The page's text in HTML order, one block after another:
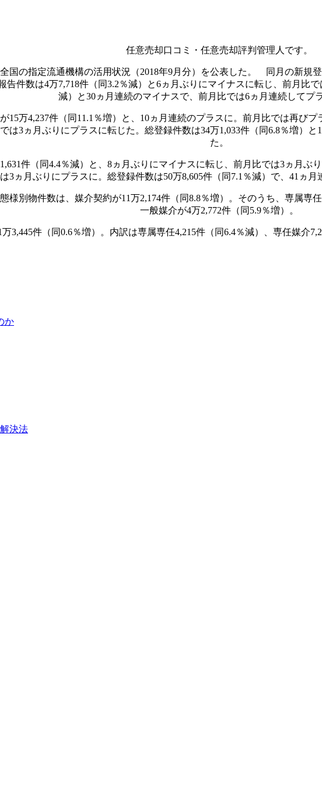
任意売却口コミ・任意売却評判管理人です。
国の指定流通機構の活用状況（2018年9月分）を公表した。 同月の新規
件数は4万7,718件（同3.2％減）と6ヵ月ぶりにマイナスに転じ、前月比
減）と30ヵ月連続のマイナスで、前月比では6ヵ月連続してプ
万4,237件（同11.1％増）と、10ヵ月連続のプラスに。前月比では再び
は3ヵ月ぶりにプラスに転じた。総登録件数は34万1,033件（同6.8％増）
た。
件（同4.4％減）と、8ヵ月ぶりにマイナスに転じ、前月比では3ヵ月ぶ
3ヵ月ぶりにプラスに。総登録件数は50万8,605件（同7.1％減）で、41ヵ
別物件数は、媒介契約が11万2,174件（同8.8％増）。そのうち、専属専
一般媒介が4万2,772件（同5.9％増）。
件（同0.6％増）。内訳は専属専任4,215件（同6.4％減）、専任媒介
か
決法